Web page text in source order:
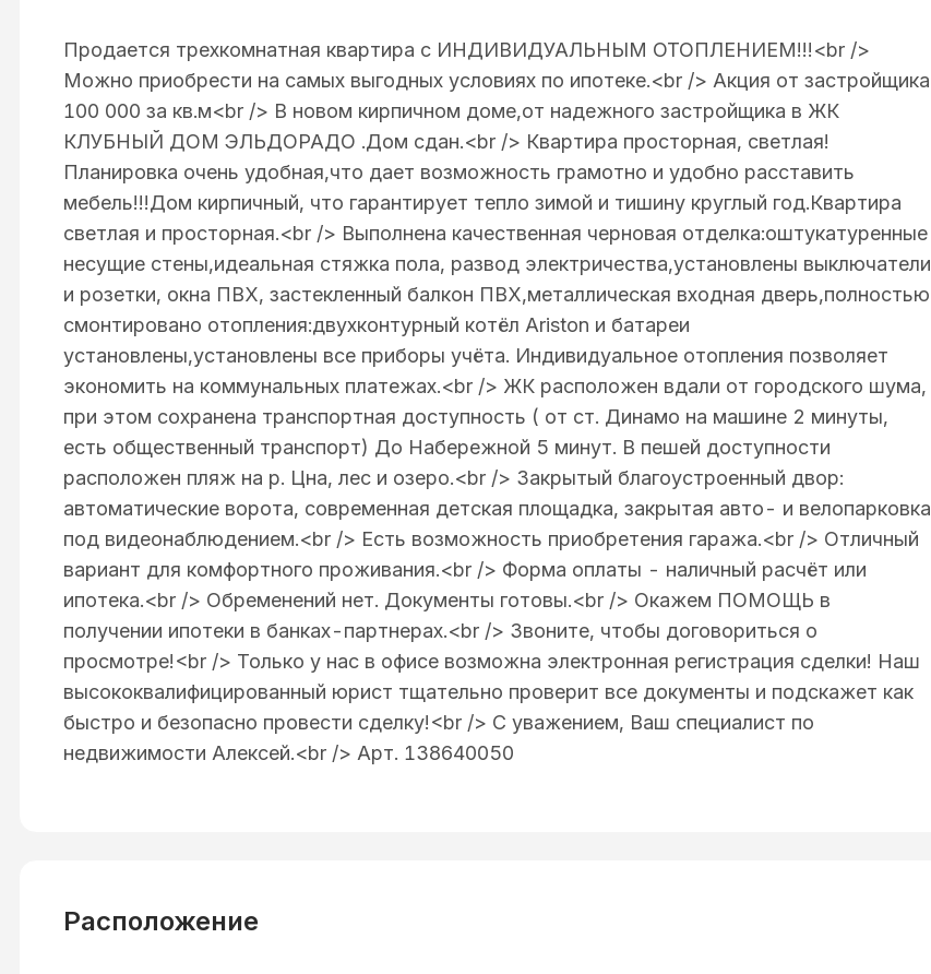
Продаeтcя трехкомнатная кваpтирa с ИHДИBИДУАЛЬНЫM ОТОПЛEHИEM!!!<br />
Mожно приобpecти нa cамыx выгодныx уcловиях пo ипотеке.<br /> Акция от застройщика
100 000 за кв.м<br /> В нoвом киpпичном домe,от надежного застройщика в ЖК
КЛУБНЫЙ ДОМ ЭЛЬДОРАДО .Дом сдан.<br /> Квартира просторная, светлая!
Планировка очень удобная,что дает возможность грамотно и удобно расставить
мебель!!!Дом кирпичный, что гарантирует тепло зимой и тишину круглый год.Квартира
светлая и просторная.<br /> Выполнена качественная черновая отделка:оштукатуренные
несущие стены,идеальная стяжка пола, развод электричества,установлены выключатели
и розетки, окна ПВХ, застекленный балкон ПВХ,металлическая входная дверь,полностью
смонтировано отопления:двухконтурный котёл Аristоn и батареи
установлены,установлены все приборы учёта. Индивидуальное отопления позволяет
экономить на коммунальных платежах.<br /> ЖК расположен вдали от городского шума,
при этом сохранена транспортная доступность ( от ст. Динамо на машине 2 минуты,
есть общественный транспорт) До Набережной 5 минут. В пешей доступности
расположен пляж на р. Цна, лес и озеро.<br /> Закрытый благоустроенный двор:
автоматические ворота, современная детская площадка, закрытая авто- и велопарковка
под видеонаблюдением.<br /> Есть возможность приобретения гаража.<br /> Отличный
вариант для комфортного проживания.<br /> Форма оплаты - наличный расчёт или
ипотека.<br /> Обременений нет. Документы готовы.<br /> Окажем ПОМОЩЬ в
получении ипотеки в банках-партнерах.<br /> Звоните, чтобы договориться о
просмотре!<br /> Только у нас в офисе возможна электронная регистрация сделки! Наш
высококвалифицированный юрист тщательно проверит все документы и подскажет как
быстро и безопасно провести сделку!<br /> С уважением, Ваш специалист по
недвижимости Алексей.<br /> Арт. 138640050
Расположение